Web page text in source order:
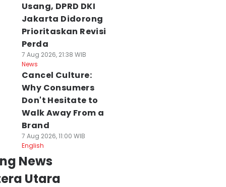
Usang, DPRD DKI
Jakarta Didorong
Prioritaskan Revisi
Perda
7 Aug 2026, 21:38 WIB
News
Cancel Culture:
Why Consumers
Don't Hesitate to
Walk Away From a
Brand
7 Aug 2026, 11:00 WIB
English
News
Utara